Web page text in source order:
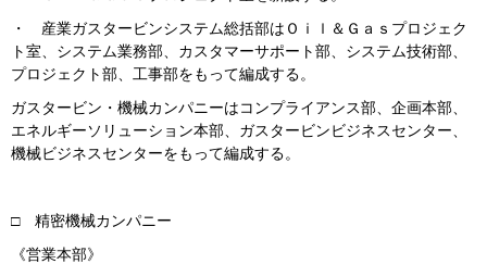
・ 産業ガスタービンシステム総括部はＯｉｌ＆Ｇａｓプロジェク
ト室、システム業務部、カスタマーサポート部、システム技術部、
プロジェクト部、工事部をもって編成する。
ガスタービン・機械カンパニーはコンプライアンス部、企画本部、
エネルギーソリューション本部、ガスタービンビジネスセンター、
機械ビジネスセンターをもって編成する。
□ 精密機械カンパニー
《営業本部》